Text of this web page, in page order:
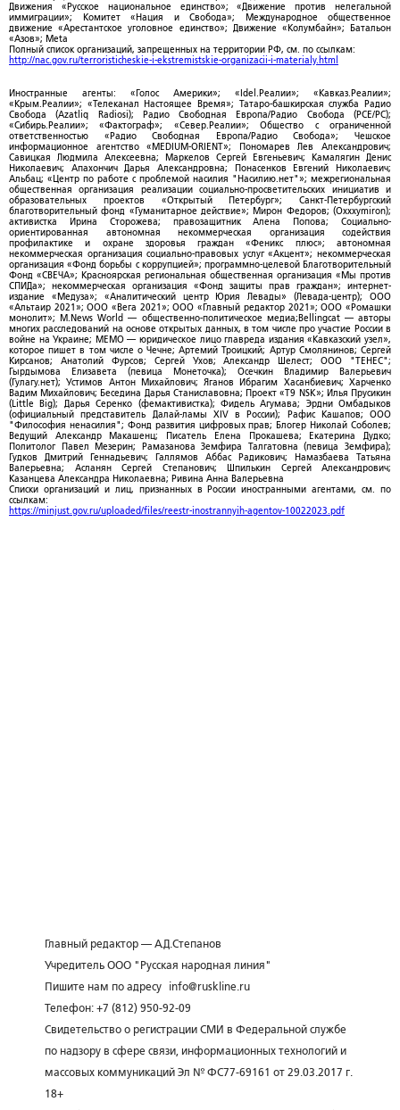
Движения «Русское национальное единство»; «Движение против нелегальной
иммиграции»; Комитет «Нация и Свобода»; Международное общественное
движение «Арестантское уголовное единство»; Движение «Колумбайн»; Батальон
«Азов»; Meta
Полный список организаций, запрещенных на территории РФ, см. по ссылкам:
http://nac.gov.ru/terroristicheskie-i-ekstremistskie-organizacii-i-materialy.html
Иностранные агенты: «Голос Америки»; «Idel.Реалии»; «Кавказ.Реалии»;
«Крым.Реалии»; «Телеканал Настоящее Время»; Татаро-башкирская служба Радио
Свобода (Azatliq Radiosi); Радио Свободная Европа/Радио Свобода (PCE/PC);
«Сибирь.Реалии»; «Фактограф»; «Север.Реалии»; Общество с ограниченной
ответственностью «Радио Свободная Европа/Радио Свобода»; Чешское
информационное агентство «MEDIUM-ORIENT»; Пономарев Лев Александрович;
Савицкая Людмила Алексеевна; Маркелов Сергей Евгеньевич; Камалягин Денис
Николаевич; Апахончич Дарья Александровна; Понасенков Евгений Николаевич;
Альбац; «Центр по работе с проблемой насилия "Насилию.нет"»; межрегиональная
общественная организация реализации социально-просветительских инициатив и
образовательных проектов «Открытый Петербург»; Санкт-Петербургский
благотворительный фонд «Гуманитарное действие»; Мирон Федоров; (Oxxxymiron);
активистка Ирина Сторожева; правозащитник Алена Попова; Социально-
ориентированная автономная некоммерческая организация содействия
профилактике и охране здоровья граждан «Феникс плюс»; автономная
некоммерческая организация социально-правовых услуг «Акцент»; некоммерческая
организация «Фонд борьбы с коррупцией»; программно-целевой Благотворительный
Фонд «СВЕЧА»; Красноярская региональная общественная организация «Мы против
СПИДа»; некоммерческая организация «Фонд защиты прав граждан»; интернет-
издание «Медуза»; «Аналитический центр Юрия Левады» (Левада-центр); ООО
«Альтаир 2021»; ООО «Вега 2021»; ООО «Главный редактор 2021»; ООО «Ромашки
монолит»; M.News World — общественно-политическое медиа;Bellingcat — авторы
многих расследований на основе открытых данных, в том числе про участие России в
войне на Украине; МЕМО — юридическое лицо главреда издания «Кавказский узел»,
которое пишет в том числе о Чечне; Артемий Троицкий; Артур Смолянинов; Сергей
Кирсанов; Анатолий Фурсов; Сергей Ухов; Александр Шелест; ООО "ТЕНЕС";
Гырдымова Елизавета (певица Монеточка); Осечкин Владимир Валерьевич
(Гулагу.нет); Устимов Антон Михайлович; Яганов Ибрагим Хасанбиевич; Харченко
Вадим Михайлович; Беседина Дарья Станиславовна; Проект «T9 NSK»; Илья Прусикин
(Little Big); Дарья Серенко (фемактивистка); Фидель Агумава; Эрдни Омбадыков
(официальный представитель Далай-ламы XIV в России); Рафис Кашапов; ООО
"Философия ненасилия"; Фонд развития цифровых прав; Блогер Николай Соболев;
Ведущий Александр Макашенц; Писатель Елена Прокашева; Екатерина Дудко;
Политолог Павел Мезерин; Рамазанова Земфира Талгатовна (певица Земфира);
Гудков Дмитрий Геннадьевич; Галлямов Аббас Радикович; Намазбаева Татьяна
Валерьевна; Асланян Сергей Степанович; Шпилькин Сергей Александрович;
Казанцева Александра Николаевна; Ривина Анна Валерьевна
Списки организаций и лиц, признанных в России иностранными агентами, см. по
ссылкам:
https://minjust.gov.ru/uploaded/files/reestr-inostrannyih-agentov-10022023.pdf
Главный редактор — А.Д.Степанов
Учредитель ООО "Русская народная линия"
Пишите нам по адресу
info@ruskline.ru
Телефон: +7 (812) 950-92-09
Свидетельство о регистрации СМИ в Федеральной службе
по надзору в сфере связи, информационных технологий и
массовых коммуникаций Эл № ФС77-69161 от 29.03.2017 г.
18+